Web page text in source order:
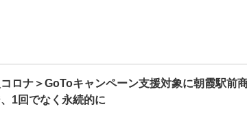
コロナ＞GoToキャンペーン支援対象に朝霞駅前
1回でなく永続的に